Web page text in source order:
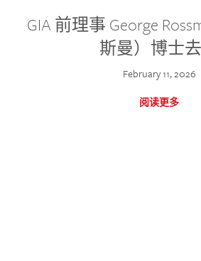
GIA 前理事 George
斯曼）博士
February 11, 2026
阅读更多